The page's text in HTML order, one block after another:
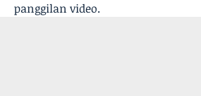
panggilan video.